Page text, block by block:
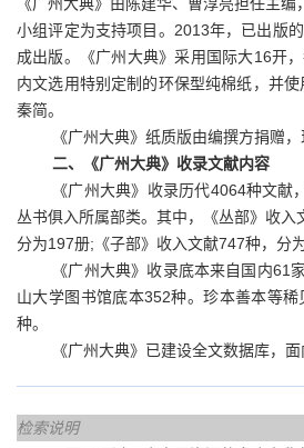
小组评定为支持项目。2013年，已出版
成出版。《广州大典》采用国际大16开
内文选用特别定制的环保型纯棉纸，并
秦简。
《广州大典》纸质版由编撰方捐赠
二、《广州大典》收录文献内容
《广州大典》收录历代4064种文
丛书俱入所属部类。其中，《丛部》收
分为197册;《子部》收入文献747种，分
《广州大典》收录底本来自国内
山大学图书馆底本352种。珍本善本等
种。
《广州大典》已建设全文数据库，
检索说明